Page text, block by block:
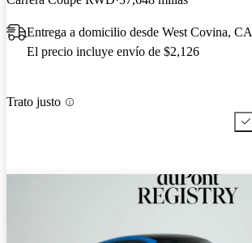
Entrega a domicilio desde West Covina, CA
El precio incluye envío de $2,126
Trato justo